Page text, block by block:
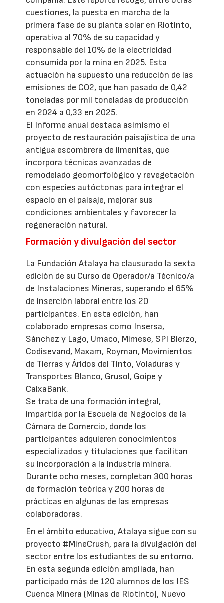
cuestiones, la puesta en marcha de la
primera fase de su planta solar en Riotinto,
operativa al 70% de su capacidad y
responsable del 10% de la electricidad
consumida por la mina en 2025. Esta
actuación ha supuesto una reducción de las
emisiones de CO2, que han pasado de 0,42
toneladas por mil toneladas de producción
en 2024 a 0,33 en 2025.
El Informe anual destaca asimismo el
proyecto de restauración paisajística de una
antigua escombrera de ilmenitas, que
incorpora técnicas avanzadas de
remodelado geomorfológico y revegetación
con especies autóctonas para integrar el
espacio en el paisaje, mejorar sus
condiciones ambientales y favorecer la
regeneración natural.
Formación y divulgación del sector
La Fundación Atalaya ha clausurado la sexta
edición de su Curso de Operador/a Técnico/a
de Instalaciones Mineras, superando el 65%
de inserción laboral entre los 20
participantes. En esta edición, han
colaborado empresas como Insersa,
Sánchez y Lago, Umaco, Mimese, SPI Bierzo,
Codisevand, Maxam, Royman, Movimientos
de Tierras y Áridos del Tinto, Voladuras y
Transportes Blanco, Grusol, Goipe y
CaixaBank.
Se trata de una formación integral,
impartida por la Escuela de Negocios de la
Cámara de Comercio, donde los
participantes adquieren conocimientos
especializados y titulaciones que facilitan
su incorporación a la industria minera.
Durante ocho meses, completan 300 horas
de formación teórica y 200 horas de
prácticas en algunas de las empresas
colaboradoras.
En el ámbito educativo, Atalaya sigue con su
proyecto #MineCrush, para la divulgación del
sector entre los estudiantes de su entorno.
En esta segunda edición ampliada, han
participado más de 120 alumnos de los IES
Cuenca Minera (Minas de Riotinto), Nuevo